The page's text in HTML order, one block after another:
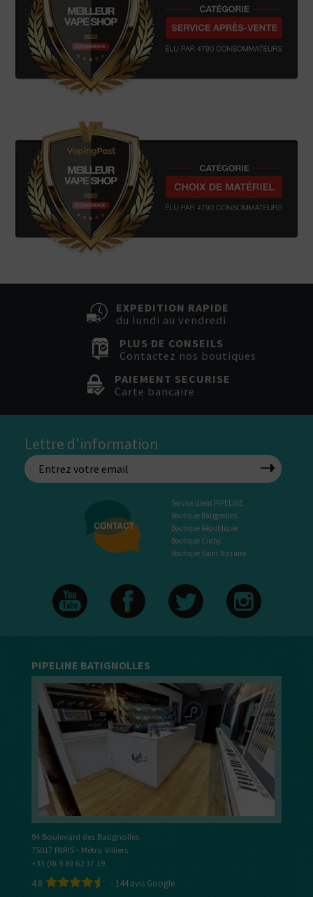
EXPEDITION RAPIDE
du lundi au vendredi
PLUS DE CONSEILS
Contactez nos boutiques
PAIEMENT SECURISE
Carte bancaire
Lettre d'information
Service client PIPELINE
Boutique Batignolles
Boutique République
Boutique Clichy
Boutique Saint Nazaire
PIPELINE BATIGNOLLES
94 Boulevard des Batignolles
75017 PARIS - Métro Villiers
+33 (0) 9 80 62 37 19
4.8 - 144avis Google